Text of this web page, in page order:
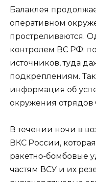
Балаклея
оперативном
простреливаются.
контролем ВС РФ:
источников, туда
подкреплениям.
информация об
окружения
В течении ночи в
ВКС России,
ракетно-бомбовые
частям ВСУ и их